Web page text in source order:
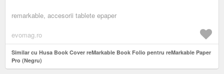
remarkable, accesorii tablete epaper
evomag.ro
Similar cu Husa Book Cover reMarkable Book Folio pentru reMarkable Paper
Pro (Negru)